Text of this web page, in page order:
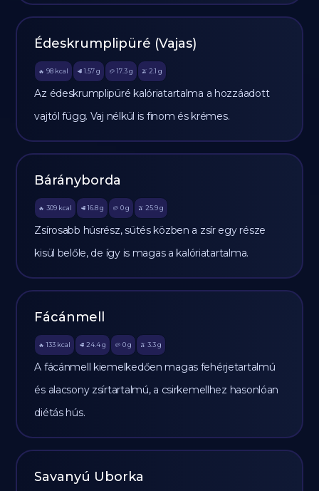
Édeskrumplipüré (Vajas)
🔥 98 kcal 🥩 1.57 g 🥔 17.3g 🫒 2.1 g
Az édeskrumplipüré kalóriatartalma a hozzáadott
vajtól függ. Vaj nélkül is finom és krémes.
Bárányborda
🔥 309 kcal 🥩 16.8 g 🥔 0g 🫒 25.9 g
Zsírosabb húsrész, sütés közben a zsír egy része
kisül belőle, de így is magas a kalóriatartalma.
Fácánmell
🔥 133 kcal 🥩 24.4 g 🥔 0g 🫒 3.3 g
A fácánmell kiemelkedően magas fehérjetartalmú
és alacsony zsírtartalmú, a csirkemellhez hasonlóan
diétás hús.
Savanyú Uborka